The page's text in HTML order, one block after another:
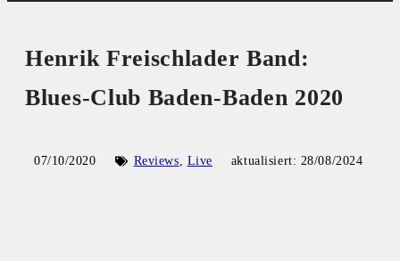
Henrik Freischlader Band:
Blues-Club Baden-Baden 2020
07/10/2020 Reviews, Live aktualisiert: 28/08/2024